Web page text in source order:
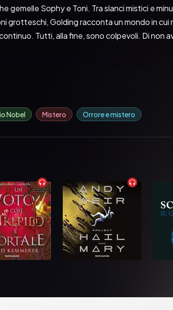
Sophy e Toni. Tra slanci mistici e
Golding racconta un mondo in cui
Tutti, alla fine, sono colpevoli. Di non
Nobel Mistero Orrore e mistero